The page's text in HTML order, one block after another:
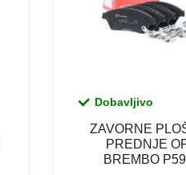
Dobavljivo
ZAVORNE
PREDNJE
BREMBO